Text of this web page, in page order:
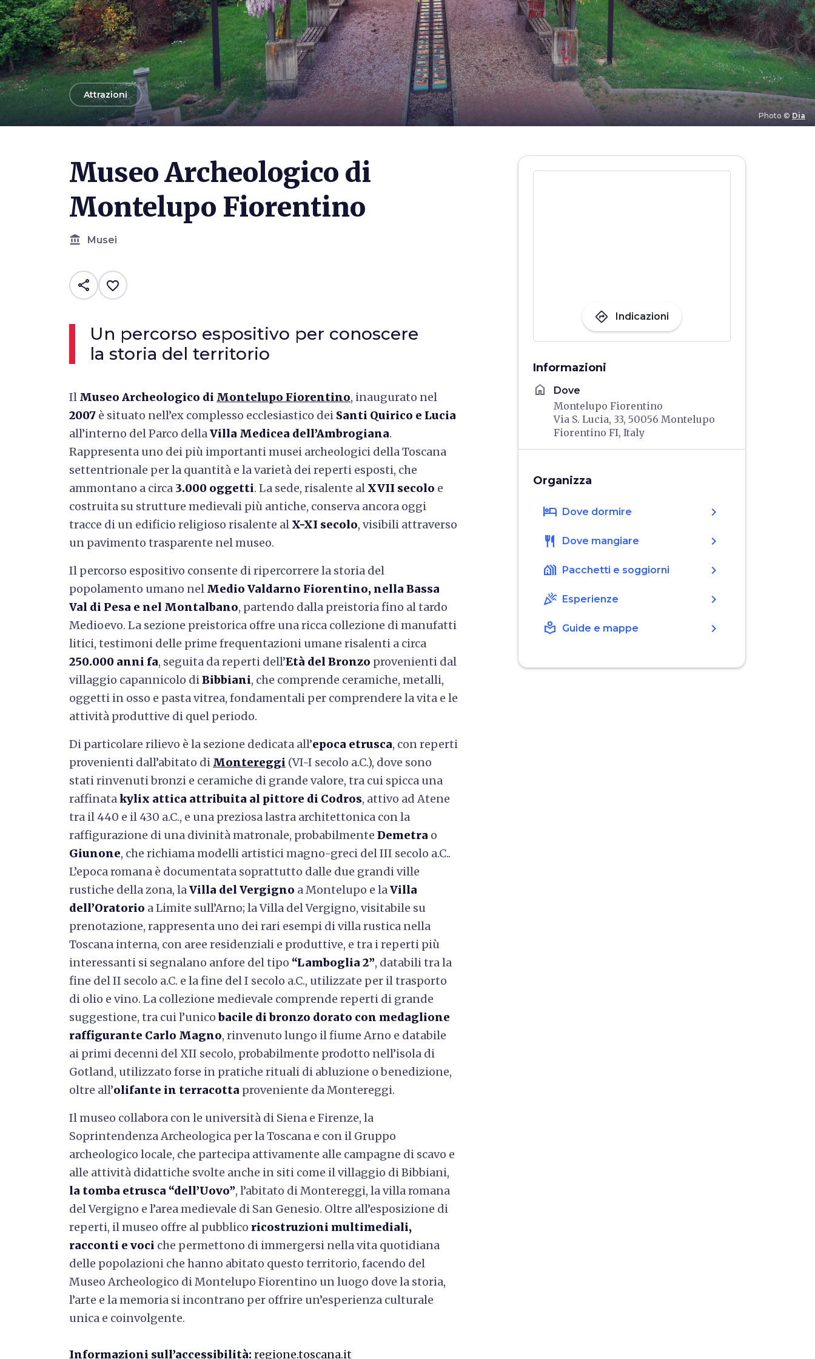
Photo © Dia
arrow_back
Attrazioni
Museo Archeologico di
Montelupo Fiorentino
account_balance Musei
share favorite_border
Un percorso espositivo per conoscere
la storia del territorio
Il Museo Archeologico di Montelupo Fiorentino, inaugurato nel
2007 è situato nell’ex complesso ecclesiastico dei Santi Quirico e Lucia
all’interno del Parco dellaVilla Medicea dell’Ambrogiana.
Rappresenta uno dei più importanti musei archeologici della Toscana
settentrionale per la quantità e la varietà dei reperti esposti, che
ammontano a circa 3.000 oggetti. La sede, risalente al XVII secolo e
costruita su strutture medievali più antiche, conserva ancora oggi
tracce di un edificio religioso risalente al X-XI secolo, visibili attraverso
un pavimento trasparente nel museo.
Il percorso espositivo consente di ripercorrere la storia del
popolamento umano nel Medio Valdarno Fiorentino, nella Bassa
Val di Pesa e nel Montalbano, partendo dalla preistoria fino al tardo
Medioevo. La sezione preistorica offre una ricca collezione di manufatti
litici, testimoni delle prime frequentazioni umane risalenti a circa
250.000 anni fa, seguita da reperti dell’Età del Bronzo provenienti dal
villaggio capannicolo diBibbiani, che comprende ceramiche, metalli,
oggetti in osso e pasta vitrea, fondamentali per comprendere la vita e le
attività produttive di quel periodo.
Di particolare rilievo è la sezione dedicata all’epoca etrusca, con reperti
provenienti dall’abitato di Montereggi (VI-I secolo a.C.), dove sono
stati rinvenuti bronzi e ceramiche di grande valore, tra cui spicca una
raffinatakylix attica attribuita al pittore di Codros, attivo ad Atene
tra il 440 e il 430 a.C., e una preziosa lastra architettonica con la
raffigurazione di una divinità matronale, probabilmente Demetra o
Giunone, che richiama modelli artistici magno-greci del III secolo a.C..
L’epoca romana è documentata soprattutto dalle due grandi ville
rustiche della zona, laVilla del Vergigno a Montelupo e laVilla
dell’Oratorio a Limite sull’Arno; la Villa del Vergigno, visitabile su
prenotazione, rappresenta uno dei rari esempi di villa rustica nella
Toscana interna, con aree residenziali e produttive, e tra i reperti più
interessanti si segnalano anfore del tipo “Lamboglia 2”, databili tra la
fine del II secolo a.C. e la fine del I secolo a.C., utilizzate per il trasporto
di olio e vino. La collezione medievale comprende reperti di grande
suggestione, tra cui l’unicobacile di bronzo dorato con medaglione
raffigurante Carlo Magno, rinvenuto lungo il fiume Arno e databile
ai primi decenni del XII secolo, probabilmente prodotto nell’isola di
Gotland, utilizzato forse in pratiche rituali di abluzione o benedizione,
oltre all’olifante in terracotta proveniente da Montereggi.
Il museo collabora con le università di Siena e Firenze, la
Soprintendenza Archeologica per la Toscana e con il Gruppo
archeologico locale, che partecipa attivamente alle campagne di scavo e
alle attività didattiche svolte anche in siti come il villaggio di Bibbiani,
la tomba etrusca “dell’Uovo”, l’abitato di Montereggi, la villa romana
del Vergigno e l’area medievale di San Genesio. Oltre all’esposizione di
reperti, il museo offre al pubblico ricostruzioni multimediali,
racconti e voci che permettono di immergersi nella vita quotidiana
delle popolazioni che hanno abitato questo territorio, facendo del
Museo Archeologico di Montelupo Fiorentino un luogo dove la storia,
l’arte e la memoria si incontrano per offrire un’esperienza culturale
unica e coinvolgente.
Informazioni sull’accessibilità:regione.toscana.it
directions Indicazioni
Informazioni
home Dove
Montelupo Fiorentino
Via S. Lucia, 33, 50056 Montelupo
Fiorentino FI, Italy
Organizza
hotel Dove dormire chevron_right
restaurant Dove mangiare chevron_right
holiday_village Pacchetti e soggiorni chevron_right
celebration Esperienze chevron_right
local_library Guide e mappe chevron_right